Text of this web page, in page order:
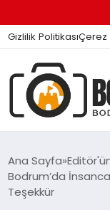
Gizlilik PolitikasıÇerez
BODRUM BODRUM
Ana Sayfa
Bodrum’da
Teşekkür